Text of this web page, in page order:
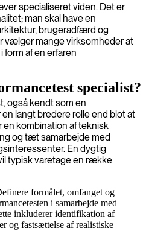
specialiseret viden. Det er
man skal have en
brugeradfærd og
vælger mange virksomheder at
af en erfaren
specialist?
også kendt som en
langt bredere rolle end blot at
en kombination af teknisk
og tæt samarbejde med
En dygtig
typisk varetage en række
formålet, omfanget og
i samarbejde med
inkluderer identifikation af
og fastsættelse af realistiske